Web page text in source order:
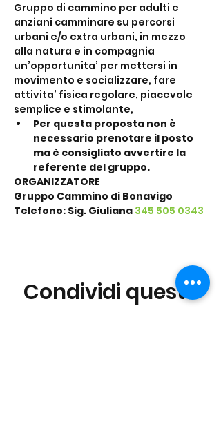
Gruppo di cammino per adulti e
anziani camminare su percorsi
urbani e/o extra urbani, in mezzo
alla natura e in compagnia
un’opportunita’ per mettersi in
movimento e socializzare, fare
attivita’ fisica regolare, piacevole
semplice e stimolante,
Per questa proposta non è
necessario prenotare il posto
ma è consigliato avvertire la
referente del gruppo.
ORGANIZZATORE
Gruppo Cammino di Bonavigo
Telefono: Sig. Giuliana 345 505 0343
Condividi questo